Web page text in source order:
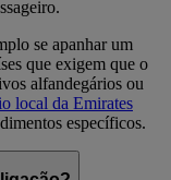
se apanhar um
que exigem que o
alfandegários ou
local da Emirates
específicos.